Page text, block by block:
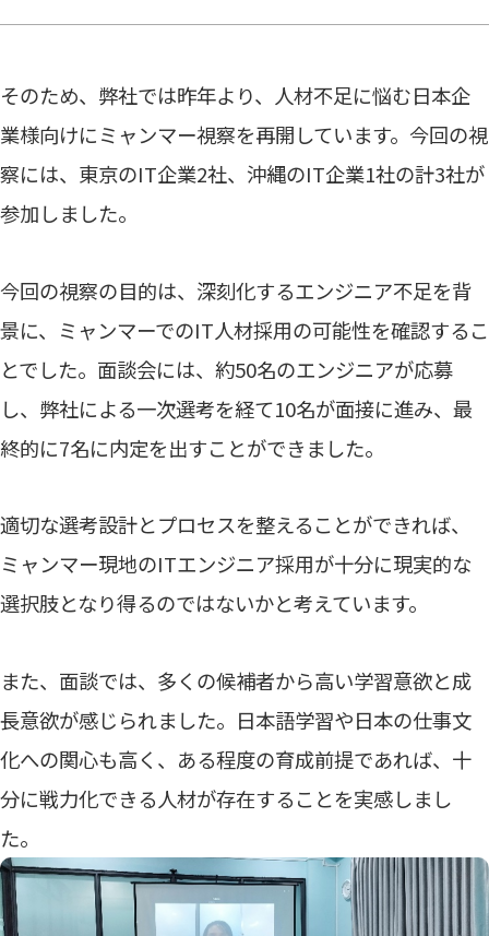
そのため、弊社では昨年より、人材不足に悩む日本企
業様向けにミャンマー視察を再開しています。今回の視
察には、東京のIT企業2社、沖縄のIT企業1社の計3社が
参加しました。
今回の視察の目的は、深刻化するエンジニア不足を背
景に、ミャンマーでのIT人材採用の可能性を確認するこ
とでした。面談会には、約50名のエンジニアが応募
し、弊社による一次選考を経て10名が面接に進み、最
終的に7名に内定を出すことができました。
適切な選考設計とプロセスを整えることができれば、
ミャンマー現地のITエンジニア採用が十分に現実的な
選択肢となり得るのではないかと考えています。
また、面談では、多くの候補者から高い学習意欲と成
長意欲が感じられました。日本語学習や日本の仕事文
化への関心も高く、ある程度の育成前提であれば、十
分に戦力化できる人材が存在することを実感しまし
た。